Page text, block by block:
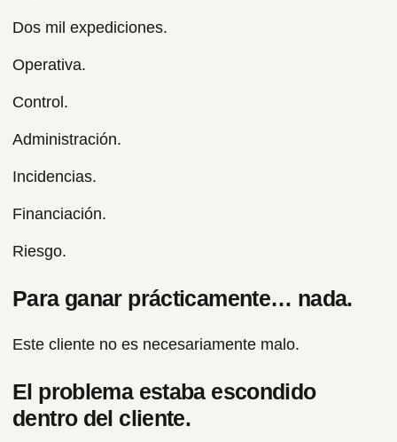
Dos mil expediciones.
Operativa.
Control.
Administración.
Incidencias.
Financiación.
Riesgo.
Para ganar prácticamente… nada.
Este cliente no es necesariamente malo.
El problema estaba escondido
dentro del cliente.